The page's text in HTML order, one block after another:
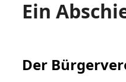
Ein
Der